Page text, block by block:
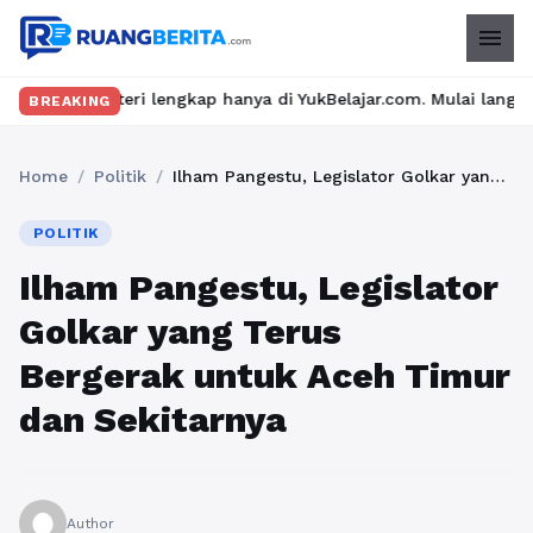
menu
BREAKINGhanya di YukBelajar.com. Mulai langkah suksesmu
Home / Politik / Ilham Pangestu, Legislator Golkar yang Terus Bergerak untuk Aceh Timur dan Sekitarnya
POLITIK
Ilham Pangestu, Legislator
Golkar yang Terus
Bergerak untuk Aceh Timur
dan Sekitarnya
Author